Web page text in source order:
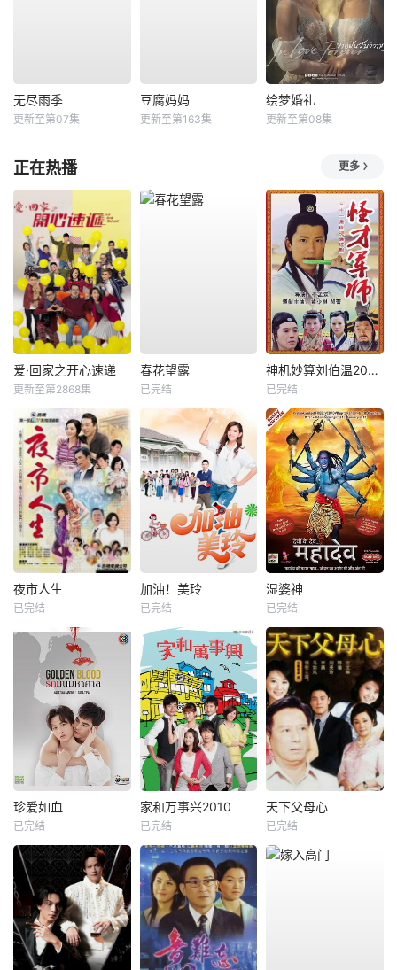
无尽雨季
更新至第07集
豆腐妈妈
更新至第163集
绘梦婚礼
更新至第08集
正在热播 更多
爱·回家之开心速递
更新至第2868集
春花望露
已完结
神机妙算刘伯温2006
已完结
夜市人生
已完结
加油！美玲
已完结
湿婆神
已完结
珍爱如血
已完结
家和万事兴2010
已完结
天下父母心
已完结